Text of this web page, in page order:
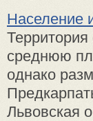
Население
среднюю
однако
Львовская